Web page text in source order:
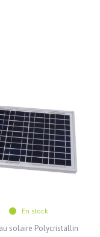
En stock
solaire Polycristallin